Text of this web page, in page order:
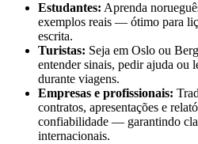
Estudantes: Aprenda
exemplos reais — ótimo para
escrita.
Turistas: Seja em Oslo ou
entender sinais, pedir ajuda ou
durante viagens.
Empresas e profissionais:
contratos, apresentações e
confiabilidade — garantindo
internacionais.